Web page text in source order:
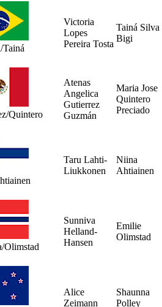
Victoria
Lopes
Pereira Tosta
Tainá Silva
Bigi
Quintero
Atenas
Angelica
Gutierrez
Guzmán
Maria Jose
Quintero
Preciado
Taru Lahti-
Liukkonen
Niina
Ahtiainen
Olimstad
Sunniva
Helland-
Hansen
Emilie
Olimstad
Alice
Zeimann
Shaunna
Polley